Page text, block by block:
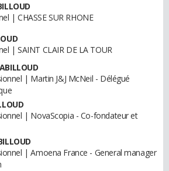
| CHASSE SUR RHONE
| SAINT CLAIR DE LA TOUR
| Martin J&J McNeil - Délégué
| NovaScopia - Co-fondateur et
| Amoena France - General manager